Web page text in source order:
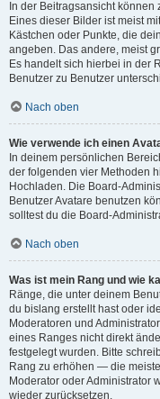
In der Beitragsansicht
Eines dieser Bilder ist meist
Kästchen oder Punkte, die
angeben. Das andere, meist
Es handelt sich hierbei in der
Benutzer zu Benutzer
Nach oben
Wie verwende ich einen
In deinem persönlichen
der folgenden vier Methoden
Hochladen. Die Board-
Benutzer Avatare benutzen
solltest du die Board-
Nach oben
Was ist mein Rang und wie
Ränge, die unter deinem
du bislang erstellt hast oder
Moderatoren und
eines Ranges nicht direkt
festgelegt wurden. Bitte
Rang zu erhöhen — die
Moderator oder Administrator
wieder zurücksetzen.